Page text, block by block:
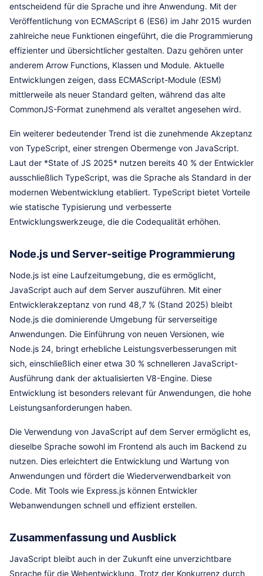
entscheidend für die Sprache und ihre Anwendung. Mit der
Veröffentlichung von ECMAScript 6 (ES6) im Jahr 2015 wurden
zahlreiche neue Funktionen eingeführt, die die Programmierung
effizienter und übersichtlicher gestalten. Dazu gehören unter
anderem Arrow Functions, Klassen und Module. Aktuelle
Entwicklungen zeigen, dass ECMAScript-Module (ESM)
mittlerweile als neuer Standard gelten, während das alte
CommonJS-Format zunehmend als veraltet angesehen wird.
Ein weiterer bedeutender Trend ist die zunehmende Akzeptanz
von TypeScript, einer strengen Obermenge von JavaScript.
Laut der *State of JS 2025* nutzen bereits 40 % der Entwickler
ausschließlich TypeScript, was die Sprache als Standard in der
modernen Webentwicklung etabliert. TypeScript bietet Vorteile
wie statische Typisierung und verbesserte
Entwicklungswerkzeuge, die die Codequalität erhöhen.
Node.js und Server-seitige Programmierung
Node.js ist eine Laufzeitumgebung, die es ermöglicht,
JavaScript auch auf dem Server auszuführen. Mit einer
Entwicklerakzeptanz von rund 48,7 % (Stand 2025) bleibt
Node.js die dominierende Umgebung für serverseitige
Anwendungen. Die Einführung von neuen Versionen, wie
Node.js 24, bringt erhebliche Leistungsverbesserungen mit
sich, einschließlich einer etwa 30 % schnelleren JavaScript-
Ausführung dank der aktualisierten V8-Engine. Diese
Entwicklung ist besonders relevant für Anwendungen, die hohe
Leistungsanforderungen haben.
Die Verwendung von JavaScript auf dem Server ermöglicht es,
dieselbe Sprache sowohl im Frontend als auch im Backend zu
nutzen. Dies erleichtert die Entwicklung und Wartung von
Anwendungen und fördert die Wiederverwendbarkeit von
Code. Mit Tools wie Express.js können Entwickler
Webanwendungen schnell und effizient erstellen.
Zusammenfassung und Ausblick
JavaScript bleibt auch in der Zukunft eine unverzichtbare
Sprache für die Webentwicklung. Trotz der Konkurrenz durch